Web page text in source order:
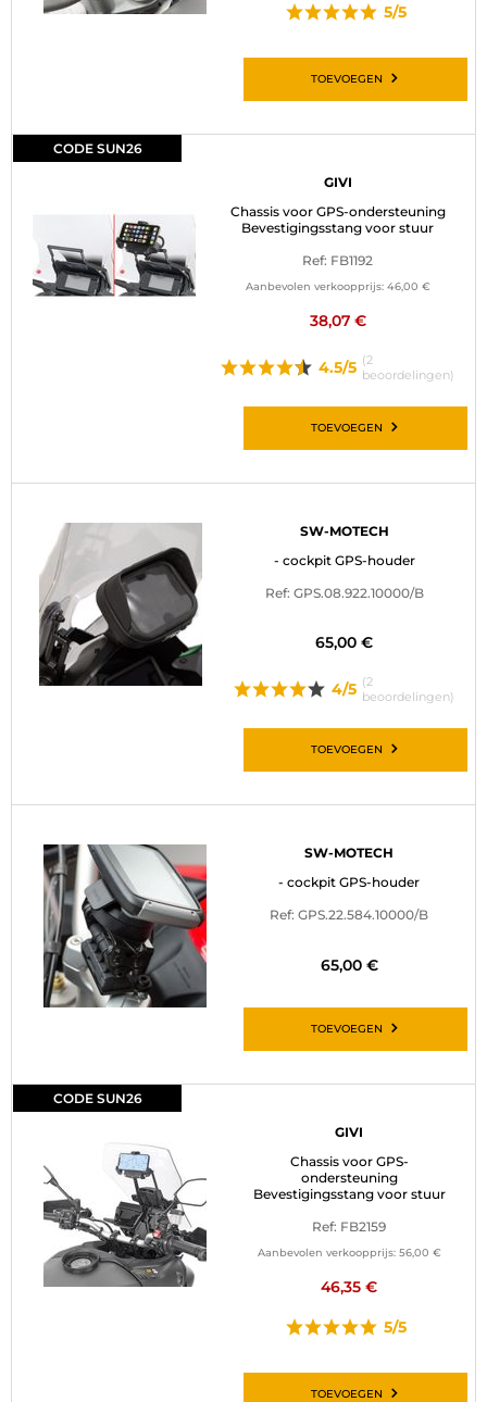
5/5
TOEVOEGEN
CODE SUN26
GIVI
Chassis voor GPS-ondersteuning
Bevestigingsstang voor stuur
Ref: FB1192
Aanbevolen verkoopprijs: 46,00 €
38,07 €
4.5/5 (2
beoordelingen)
TOEVOEGEN
SW-MOTECH
- cockpit GPS-houder
Ref: GPS.08.922.10000/B
65,00 €
4/5 (2
beoordelingen)
TOEVOEGEN
SW-MOTECH
- cockpit GPS-houder
Ref: GPS.22.584.10000/B
65,00 €
TOEVOEGEN
CODE SUN26
GIVI
Chassis voor GPS-
ondersteuning
Bevestigingsstang voor stuur
Ref: FB2159
Aanbevolen verkoopprijs: 56,00 €
46,35 €
5/5
TOEVOEGEN